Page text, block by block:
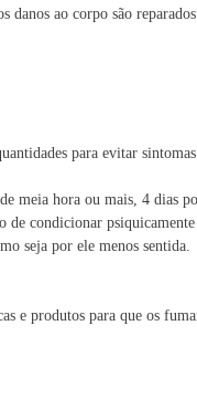
danos ao corpo são
para evitar
meia hora ou mais, 4 dias
condicionar
seja por ele menos sentida.
e produtos para que os